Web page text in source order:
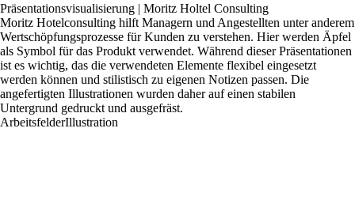
Präsentationsvisualisierung | Moritz Holtel Consulting
Moritz Hotelconsulting hilft Managern und Angestellten unter anderem
Wertschöpfungsprozesse für Kunden zu verstehen. Hier werden Äpfel
als Symbol für das Produkt verwendet. Während dieser Präsentationen
ist es wichtig, das die verwendeten Elemente flexibel eingesetzt
werden können und stilistisch zu eigenen Notizen passen. Die
angefertigten Illustrationen wurden daher auf einen stabilen
Untergrund gedruckt und ausgefräst.
ArbeitsfelderIllustration